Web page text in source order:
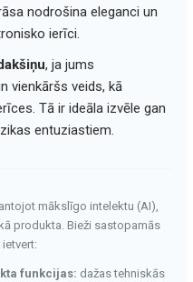
nodrošina eleganci un
ierīci.
, ja jums
vienkāršs veids, kā
Tā ir ideāla izvēle gan
entuziastiem.
mākslīgo intelektu (AI),
produkta. Bieži sastopamās
funkcijas: dažas tehniskās